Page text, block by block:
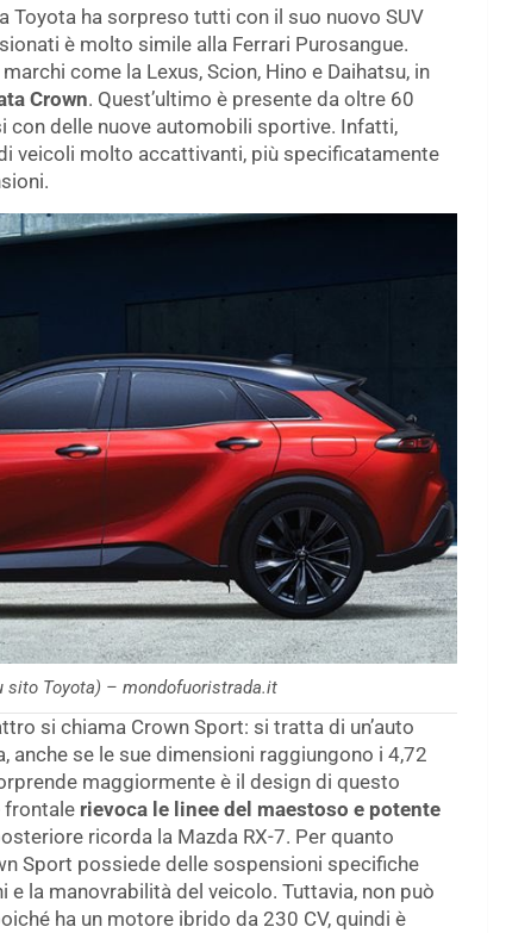
Toyota ha sorpreso tutti con il suo nuovo SUV
è molto simile alla Ferrari Purosangue.
come la Lexus, Scion, Hino e Daihatsu, in
Crown. Quest’ultimo è presente da oltre 60
con delle nuove automobili sportive. Infatti,
veicoli molto accattivanti, più specificatamente
sito Toyota) – mondofuoristrada.it
si chiama Crown Sport: si tratta di un’auto
anche se le sue dimensioni raggiungono i 4,72
maggiormente è il design di questo
frontale rievoca le linee del maestoso e potente
ricorda la Mazda RX-7. Per quanto
Sport possiede delle sospensioni specifiche
la manovrabilità del veicolo. Tuttavia, non può
ha un motore ibrido da 230 CV, quindi è